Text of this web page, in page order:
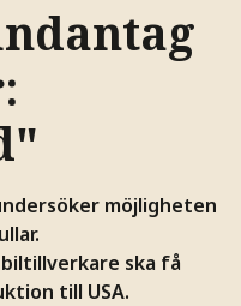
möjligheten
ska få
till USA.